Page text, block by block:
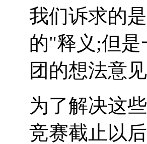
我们诉求的
的"释义;但
团的想法意
为了解决这
竞赛截止以